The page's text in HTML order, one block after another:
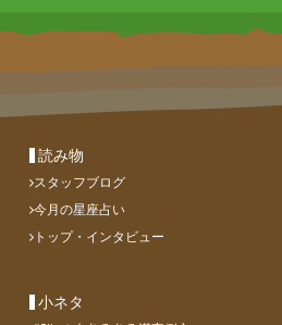
読み物
スタッフブログ
今月の星座占い
トップ・インタビュー
小ネタ